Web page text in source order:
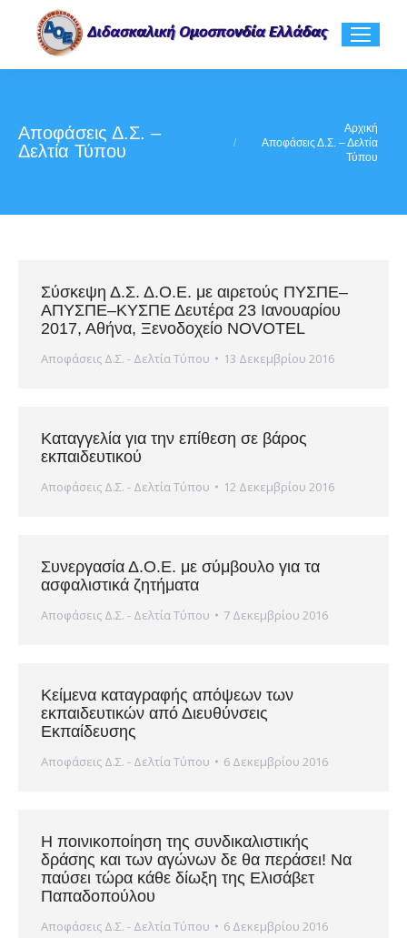
Αποφάσεις Δ.Σ. –
Δελτία Τύπου
Αρχική
Αποφάσεις Δ.Σ. – Δελτία
Τύπου
Σύσκεψη Δ.Σ. Δ.Ο.Ε. με αιρετούς ΠΥΣΠΕ–
ΑΠΥΣΠΕ–ΚΥΣΠΕ Δευτέρα 23 Ιανουαρίου
2017, Αθήνα, Ξενοδοχείο NOVOTEL
Αποφάσεις Δ.Σ. - Δελτία Τύπου 13 Δεκεμβρίου 2016
Καταγγελία για την επίθεση σε βάρος
εκπαιδευτικού
Αποφάσεις Δ.Σ. - Δελτία Τύπου 12 Δεκεμβρίου 2016
Συνεργασία Δ.Ο.Ε. με σύμβουλο για τα
ασφαλιστικά ζητήματα
Αποφάσεις Δ.Σ. - Δελτία Τύπου 7 Δεκεμβρίου 2016
Κείμενα καταγραφής απόψεων των
εκπαιδευτικών από Διευθύνσεις
Εκπαίδευσης
Αποφάσεις Δ.Σ. - Δελτία Τύπου 6 Δεκεμβρίου 2016
Η ποινικοποίηση της συνδικαλιστικής
δράσης και των αγώνων δε θα περάσει! Να
παύσει τώρα κάθε δίωξη της Ελισάβετ
Παπαδοπούλου
Αποφάσεις Δ.Σ. - Δελτία Τύπου 6 Δεκεμβρίου 2016